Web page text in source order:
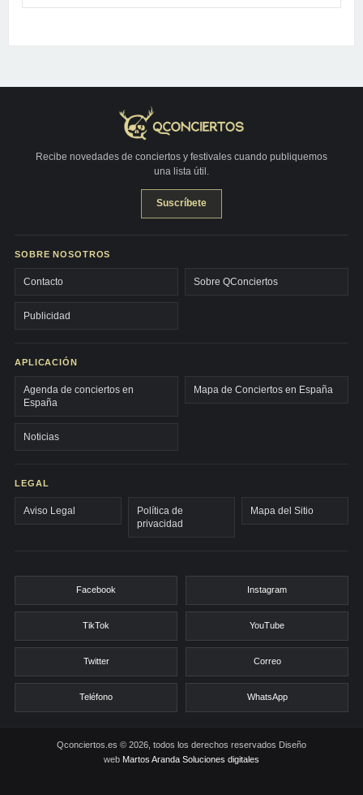
Recibe novedades de conciertos y festivales cuando publiquemos
una lista útil.
Suscríbete
SOBRE NOSOTROS
Contacto Sobre QConciertos
Publicidad
APLICACIÓN
Agenda de conciertos en
España
Mapa de Conciertos en España
Noticias
LEGAL
Aviso Legal
Política de
privacidad
Mapa del Sitio
Facebook Instagram
TikTok YouTube
Twitter Correo
Teléfono WhatsApp
Qconciertos.es © 2026, todos los derechos reservados Diseño
web Martos Aranda Soluciones digitales